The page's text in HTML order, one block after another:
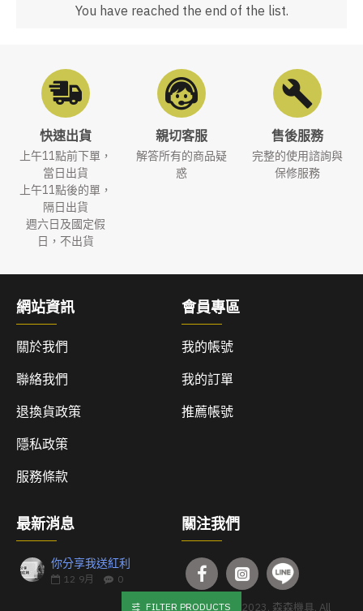
You have reached the end of the list.
快速出貨
上午11點前下單，
當日出貨
上午11點後的單，
隔日出貨
週六日及國定假
日，不出貨
親切客服
解答所有的商品疑
惑
售後服務
完整的使用諮詢與
保修服務
網站資訊
關於我們
聯絡我們
退換貨政策
隱私政策
服務條款
會員專區
我的帳號
我的訂單
推薦帳號
最新消息
你分享我送紅利
12 9月 0
關注我們
Copyright © 2023, 森森機具, All
FILTER PRODUCTS